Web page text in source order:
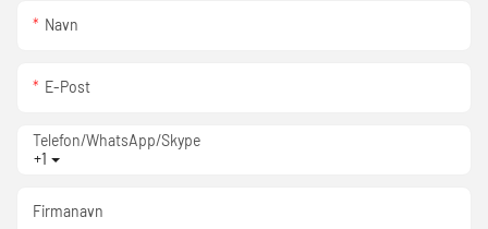
Navn
E-Post
+1
Telefon/WhatsApp/Skype
Firmanavn